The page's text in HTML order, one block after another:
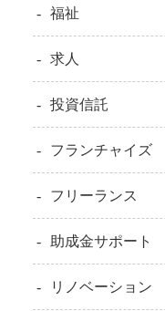
福祉
求人
投資信託
フランチャイズ
フリーランス
助成金サポート
リノベーション